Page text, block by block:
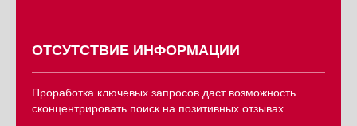
ОТСУТСТВИЕ ИНФОРМАЦИИ
Проработка ключевых запросов даст возможность
сконцентрировать поиск на позитивных отзывах.